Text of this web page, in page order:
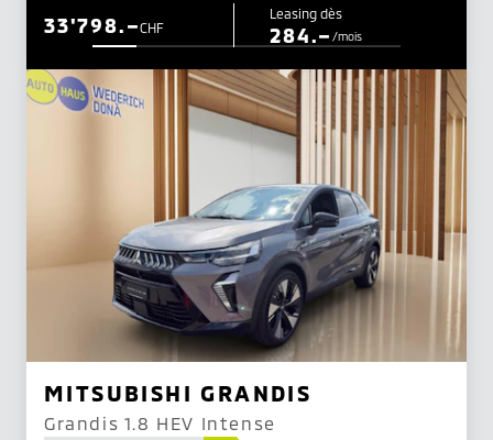
CHF
33'798.– Leasing dès
284.–/mois
MITSUBISHI GRANDIS
Grandis 1.8 HEV Intense